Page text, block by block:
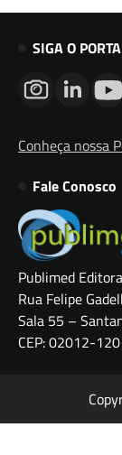
SIGA O
Conheça nossa
Fale Conosco
Publimed
Rua Felipe
Sala 55 –
CEP: 02012-